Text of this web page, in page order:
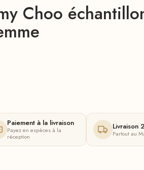
Choo
Paiement à la livraison
Payez en espèces à la
réception
Livraison
Partout au